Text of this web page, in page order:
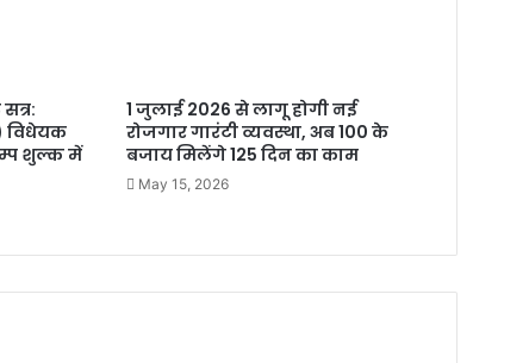
विधेयक
शुल्क में
1 जुलाई 2026 से लागू होगी नई
रोजगार गारंटी व्यवस्था, अब 100 के
बजाय मिलेंगे 125 दिन का काम
May 15, 2026